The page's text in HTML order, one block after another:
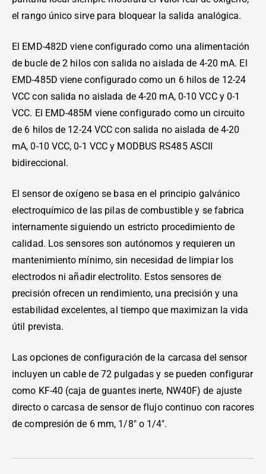
el rango único sirve para bloquear la salida analógica.
El EMD-482D viene configurado como una alimentación
de bucle de 2 hilos con salida no aislada de 4-20 mA. El
EMD-485D viene configurado como un 6 hilos de 12-24
VCC con salida no aislada de 4-20 mA, 0-10 VCC y 0-1
VCC. El EMD-485M viene configurado como un circuito
de 6 hilos de 12-24 VCC con salida no aislada de 4-20
mA, 0-10 VCC, 0-1 VCC y MODBUS RS485 ASCII
bidireccional.
El sensor de oxígeno se basa en el principio galvánico
electroquímico de las pilas de combustible y se fabrica
internamente siguiendo un estricto procedimiento de
calidad. Los sensores son autónomos y requieren un
mantenimiento mínimo, sin necesidad de limpiar los
electrodos ni añadir electrolito. Estos sensores de
precisión ofrecen un rendimiento, una precisión y una
estabilidad excelentes, al tiempo que maximizan la vida
útil prevista.
Las opciones de configuración de la carcasa del sensor
incluyen un cable de 72 pulgadas y se pueden configurar
como KF-40 (caja de guantes inerte, NW40F) de ajuste
directo o carcasa de sensor de flujo continuo con racores
de compresión de 6 mm, 1/8″ o 1/4″.